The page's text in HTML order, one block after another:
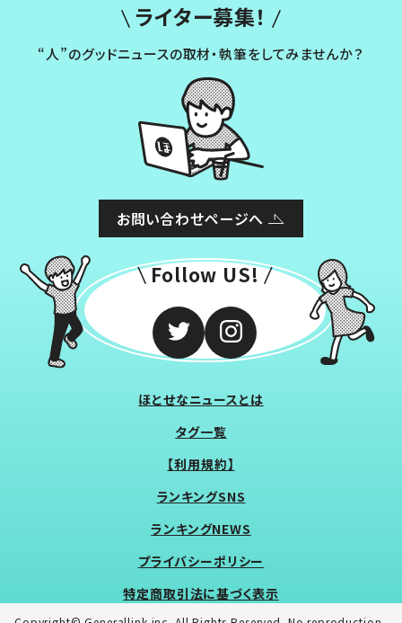
ライター募集！
“人”のグッドニュースの取材・執筆をしてみませんか？
お問い合わせページへ
Follow US!
ほとせなニュースとは
タグ一覧
【利用規約】
ランキングSNS
ランキングNEWS
プライバシーポリシー
特定商取引法に基づく表示